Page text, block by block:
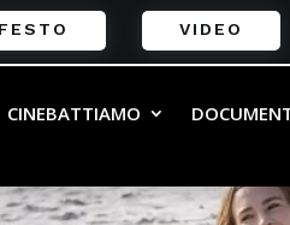
VIDEO
CINEBATTIAMO